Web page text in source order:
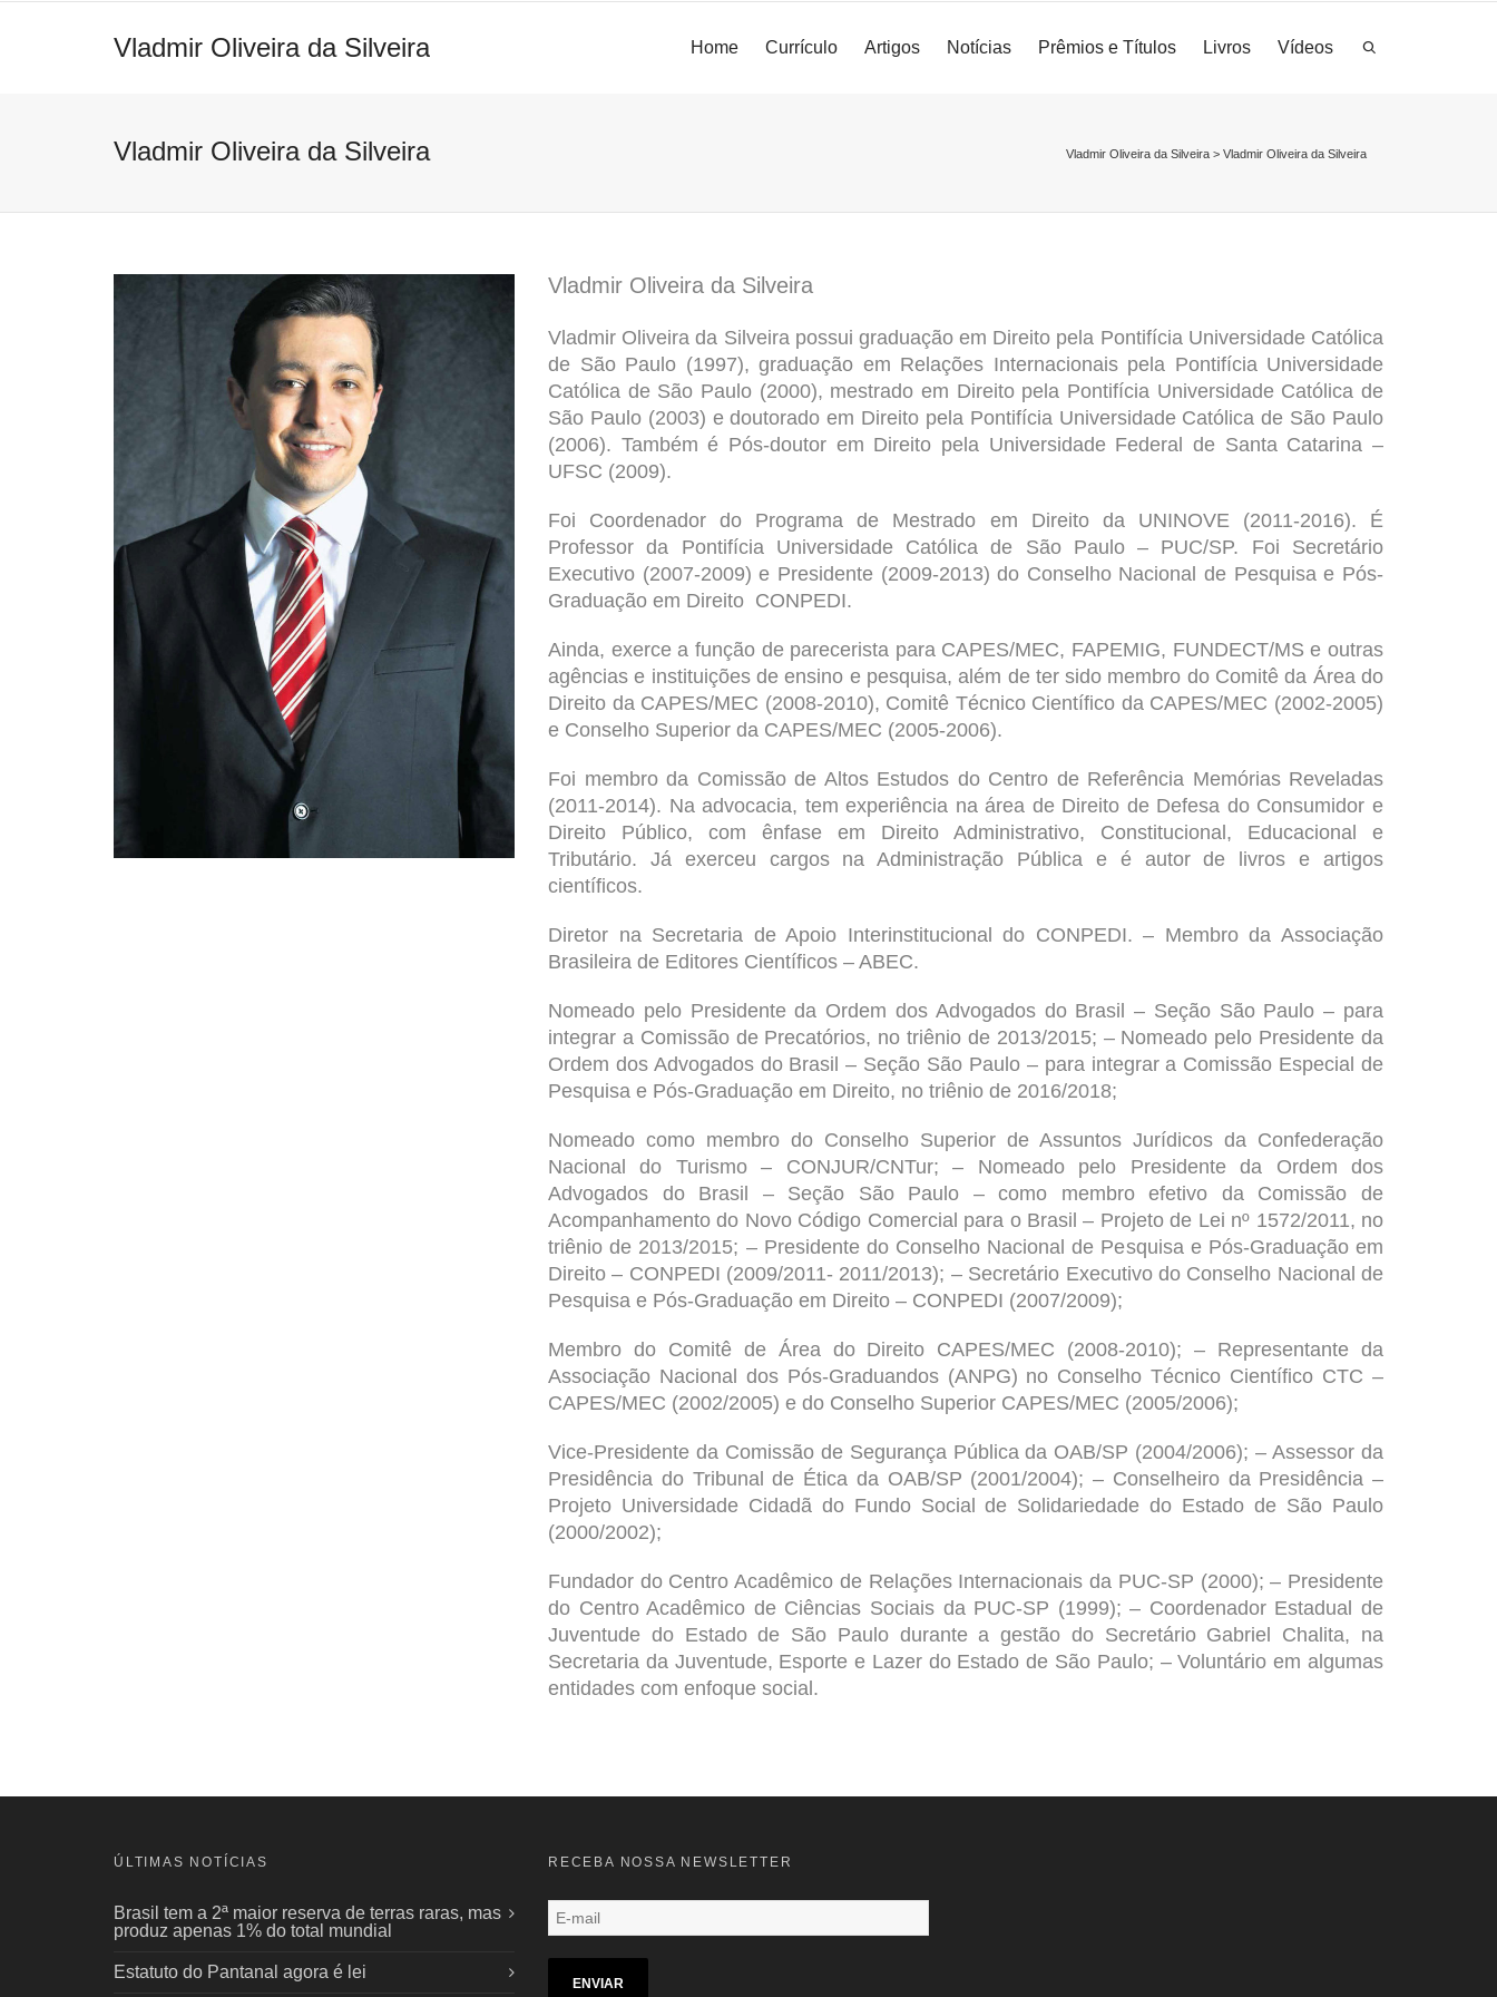
Vladmir Oliveira da Silveira Home Currículo Artigos Notícias Prêmios e Títulos Livros Vídeos
Vladmir Oliveira da Silveira Vladmir Oliveira da Silveira > Vladmir Oliveira da Silveira
Vladmir Oliveira da Silveira
Vladmir Oliveira da Silveira possui graduação em Direito pela Pontifícia Universidade Católica
de São Paulo (1997), graduação em Relações Internacionais pela Pontifícia Universidade
Católica de São Paulo (2000), mestrado em Direito pela Pontifícia Universidade Católica de
São Paulo(2003) e doutorado em Direito pela Pontifícia Universidade Católica de São Paulo
(2006). Também é Pós-doutor em Direito pela Universidade Federal de Santa Catarina –
UFSC (2009).
Foi Coordenador do Programa de Mestrado em Direito da UNINOVE(2011-2016). É
Professor da Pontifícia Universidade Católica de São Paulo– PUC/SP. Foi Secretário
Executivo (2007-2009) e Presidente (2009-2013) do Conselho Nacional de Pesquisa e Pós-
Graduação em Direito CONPEDI.
Ainda, exerce a função de parecerista para CAPES/MEC, FAPEMIG, FUNDECT/MS e outras
agências e instituições de ensino e pesquisa, além de ter sido membro do Comitê da Área do
Direito da CAPES/MEC (2008-2010), Comitê Técnico Científico da CAPES/MEC (2002-2005)
e Conselho Superior da CAPES/MEC (2005-2006).
Foi membro da Comissão de Altos Estudos do Centro de Referência Memórias Reveladas
(2011-2014). Na advocacia, tem experiência na área de Direito de Defesa do Consumidor e
Direito Público, com ênfase em Direito Administrativo, Constitucional, Educacional e
Tributário. Já exerceu cargos na Administração Pública e é autor de livros e artigos
científicos.
Diretor na Secretaria de Apoio Interinstitucional do CONPEDI. – Membro da Associação
Brasileira de Editores Científicos – ABEC.
Nomeado pelo Presidente da Ordem dos Advogados do Brasil
– Seção São Paulo – para
integrar a Comissão de Precatórios, no triênio de 2013/2015; – Nomeado pelo Presidente da
Ordem dos Advogados do Brasil – Seção São Paulo – para integrar a Comissão Especial de
Pesquisa e Pós-Graduação em Direito, no triênio de 2016/2018;
Nomeado como membro do Conselho Superior de Assuntos Jurídicos da Confederação
Nacional do Turismo – CONJUR/CNTur; – Nomeado pelo Presidente da Ordem dos
Advogados do Brasil – Seção São Paulo – como membro efetivo da Comissão de
Acompanhamento do Novo Código Comercial para o Brasil – Projeto de Lei nº 1572/2011, no
triênio de 2013/2015; – Presidente do Conselho Nacional de Pesquisa e Pós-Graduação em
Direito – CONPEDI (2009/2011- 2011/2013); – Secretário Executivo do Conselho Nacional de
Pesquisa e Pós-Graduação em Direito – CONPEDI (2007/2009);
Membro do Comitê de Área do Direito CAPES/MEC (2008-2010); – Representante da
Associação Nacional dos Pós-Graduandos (ANPG) no Conselho Técnico Científico CTC –
CAPES/MEC (2002/2005) e do Conselho Superior CAPES/MEC (2005/2006);
Vice-Presidente da Comissão de Segurança Pública da OAB/SP (2004/2006); – Assessor da
Presidência do Tribunal de Ética da OAB/SP (2001/2004); – Conselheiro da Presidência –
Projeto Universidade Cidadã do Fundo Social de Solidariedade do Estado de São Paulo
(2000/2002);
Fundador do Centro Acadêmico de Relações Internacionais da PUC-SP (2000); – Presidente
do Centro Acadêmico de Ciências Sociais da PUC-SP (1999); – Coordenador Estadual de
Juventude do Estado de São Paulo durante a gestão do Secretário Gabriel Chalita, na
Secretaria da Juventude, Esporte e Lazer do Estado de São Paulo; – Voluntário em algumas
entidades com enfoque social.
ÚLTIMAS NOTÍCIAS
Brasil tem a 2ª maior reserva de terras raras, mas
produz apenas 1% do total mundial
Estatuto do Pantanal agora é lei
RECEBA NOSSA NEWSLETTER